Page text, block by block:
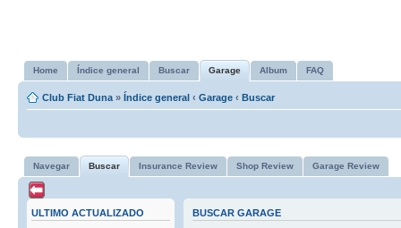
Home Índice general Buscar Garage Album FAQ
Club Fiat Duna » Índice general ‹ Garage ‹ Buscar
Navegar Buscar Insurance Review Shop Review Garage Review
ULTIMO ACTUALIZADO BUSCAR GARAGE